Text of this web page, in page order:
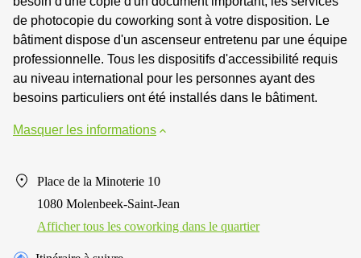
de photocopie du coworking sont à votre disposition. Le
bâtiment dispose d'un ascenseur entretenu par une équipe
professionnelle. Tous les dispositifs d'accessibilité requis
au niveau international pour les personnes ayant des
besoins particuliers ont été installés dans le bâtiment.
Masquer les informations
Place de la Minoterie 10
1080 Molenbeek-Saint-Jean
Afficher tous les сoworking dans le quartier